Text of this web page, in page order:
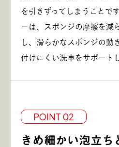
を引きずってしまうことで
ーは、スポンジの摩擦を減
し、滑らかなスポンジの動
付けにくい洗車をサポート
POINT 02
きめ細かい泡立ち